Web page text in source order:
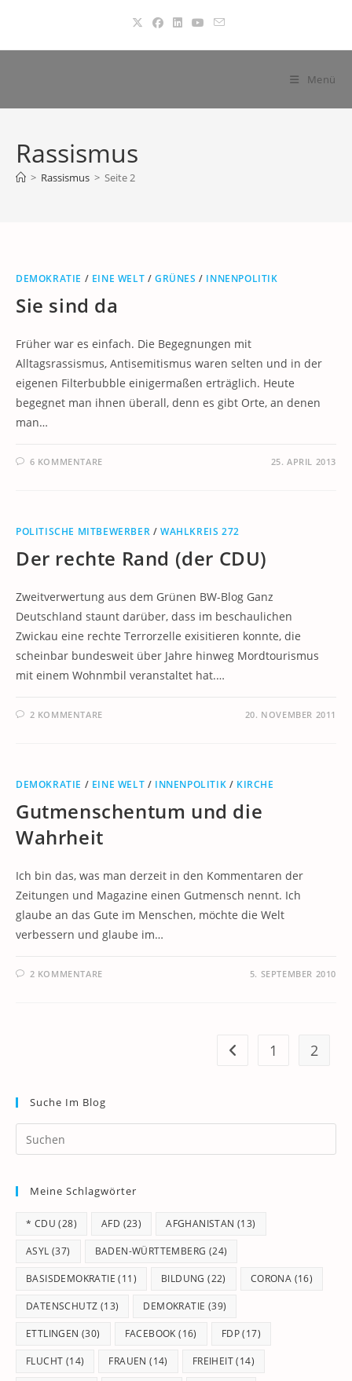
springen
Menü
Rassismus
> Rassismus > Seite 2
DEMOKRATIE / EINE WELT /GRÜNES / INNENPOLITIK
Sie sind da
Früher war es einfach. Die Begegnungen mit
Alltagsrassismus, Antisemitismus waren selten und in der
eigenen Filterbubble einigermaßen erträglich. Heute
begegnet man ihnen überall, denn es gibt Orte, an denen
man…
6 KOMMENTARE 25. APRIL 2013
POLITISCHE MITBEWERBER /WAHLKREIS 272
Der rechte Rand (der CDU)
Zweitverwertung aus dem Grünen BW-Blog Ganz
Deutschland staunt darüber, dass im beschaulichen
Zwickau eine rechte Terrorzelle exisitieren konnte, die
scheinbar bundesweit über Jahre hinweg Mordtourismus
mit einem Wohnmbil veranstaltet hat.…
2 KOMMENTARE 20. NOVEMBER 2011
DEMOKRATIE / EINE WELT / INNENPOLITIK / KIRCHE
Gutmenschentum und die
Wahrheit
Ich bin das, was man derzeit in den Kommentaren der
Zeitungen und Magazine einen Gutmensch nennt. Ich
glaube an das Gute im Menschen, möchte die Welt
verbessern und glaube im…
2 KOMMENTARE 5. SEPTEMBER 2010
Zur vorherigen Seite
1 2
Suche Im Blog
Meine Schlagwörter
* CDU (28) AFD (23) AFGHANISTAN (13)
ASYL (37) BADEN-WÜRTTEMBERG (24)
BASISDEMOKRATIE (11) BILDUNG (22) CORONA (16)
DATENSCHUTZ (13) DEMOKRATIE (39)
ETTLINGEN (30) FACEBOOK (16) FDP(17)
FLUCHT (14) FRAUEN (14) FREIHEIT(14)